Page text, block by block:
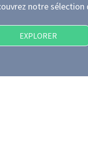
notre sélection
EXPLORER